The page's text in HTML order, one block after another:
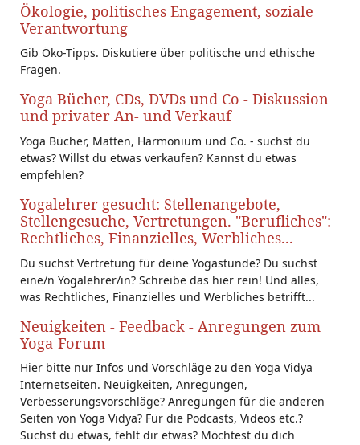
Ökologie, politisches Engagement, soziale
Verantwortung
Gib Öko-Tipps. Diskutiere über politische und ethische
Fragen.
Yoga Bücher, CDs, DVDs und Co - Diskussion
und privater An- und Verkauf
Yoga Bücher, Matten, Harmonium und Co. - suchst du
etwas? Willst du etwas verkaufen? Kannst du etwas
empfehlen?
Yogalehrer gesucht: Stellenangebote,
Stellengesuche, Vertretungen. "Berufliches":
Rechtliches, Finanzielles, Werbliches...
Du suchst Vertretung für deine Yogastunde? Du suchst
eine/n Yogalehrer/in? Schreibe das hier rein! Und alles,
was Rechtliches, Finanzielles und Werbliches betrifft...
Neuigkeiten - Feedback - Anregungen zum
Yoga-Forum
Hier bitte nur Infos und Vorschläge zu den Yoga Vidya
Internetseiten. Neuigkeiten, Anregungen,
Verbesserungsvorschläge? Anregungen für die anderen
Seiten von Yoga Vidya? Für die Podcasts, Videos etc.?
Suchst du etwas, fehlt dir etwas? Möchtest du dich